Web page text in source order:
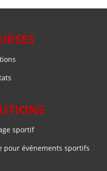
sportif
pour événements sportifs